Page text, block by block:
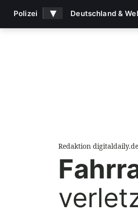
Redaktion digitaldaily.de
Polizei ▾ Deutschland &